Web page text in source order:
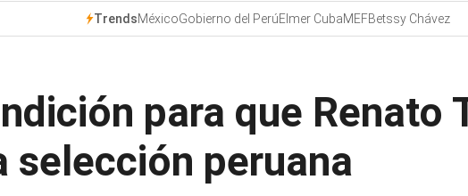
TrendsMéxicoGobierno del PerúElmer CubaMEFBetssy Chávez
para que Renato
selección peruana